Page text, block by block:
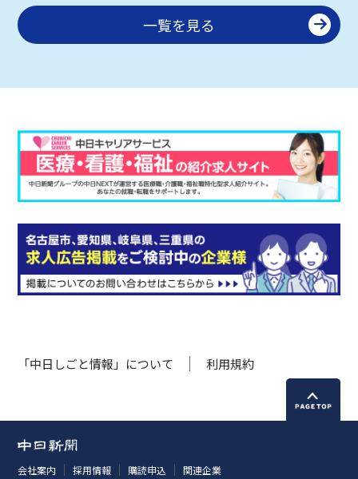
一覧を見る
「中日しごと情報」について 利用規約
会社案内 採用情報 購読申込 関連企業